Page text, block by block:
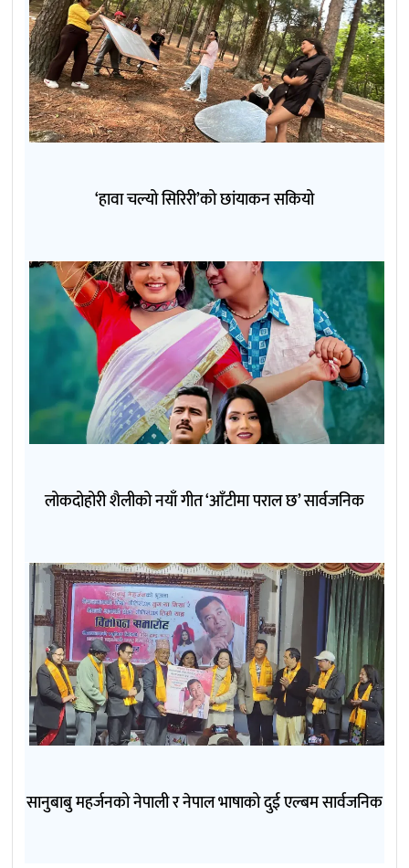
‘हावा चल्यो सिरिरी’को छांयाकन सकियो
लोकदोहोरी शैलीको नयाँ गीत ‘आँटीमा पराल छ’ सार्वजनिक
सानुबाबु महर्जनको नेपाली र नेपाल भाषाको दुई एल्बम सार्वजनिक